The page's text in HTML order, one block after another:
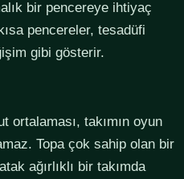
bir pencereye ihtiyaç
pencereler, tesadüfi
gibi gösterir.
ortalaması, takımın oyun
Topa çok sahip olan bir
ağırlıklı bir takımda